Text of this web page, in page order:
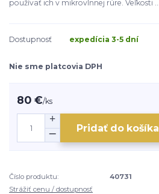
používať ich v mikrovlnnej rúre. Veľkosti ...
Dostupnosť expedícia 3-5 dní
Nie sme platcovia DPH
80 €/ks
Pridať do košíka
Číslo produktu:
40731
Strážiť cenu / dostupnosť